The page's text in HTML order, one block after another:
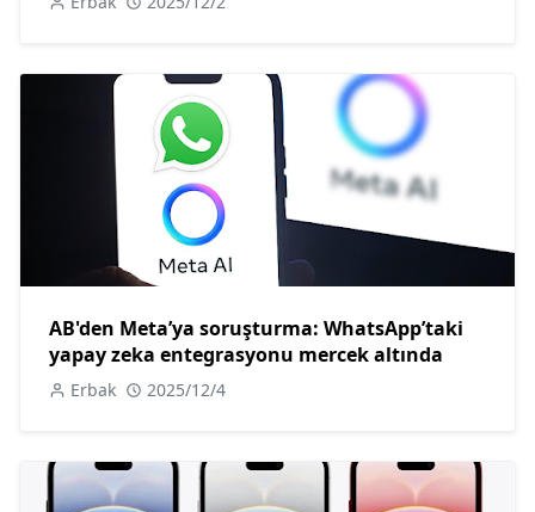
AB'den Meta’ya soruşturma: WhatsApp’taki
yapay zeka entegrasyonu mercek altında
Erbak 2025/12/4